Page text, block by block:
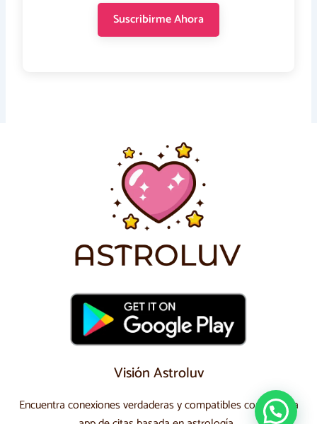
Visión Astroluv
Encuentra conexiones verdaderas y compatibles con nuestra